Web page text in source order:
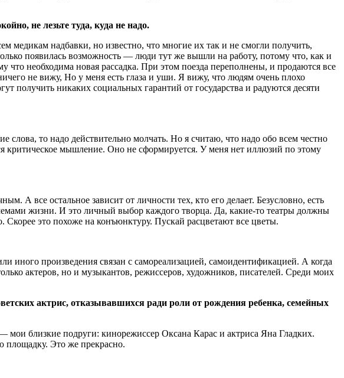
не лезьте туда, куда не надо.
медикам надбавки, но известно, что многие их так и не смогли получить,
появилась возможность — люди тут же вышли на работу, потому что, как и
что необходима новая рассадка. При этом поезда переполнены, и продаются все
не вижу, Но у меня есть глаза и уши. Я вижу, что людям очень плохо
получить никаких социальных гарантий от государства и радуются десяти
то надо действительно молчать. Но я считаю, что надо обо всем честно
критическое мышление. Оно не сформируется. У меня нет иллюзий по этому
А все остальное зависит от личности тех, кто его делает. Безусловно, есть
жизни. И это личный выбор каждого творца. Да, какие-то театры должны
Скорее это похоже на конъюнктуру. Пускай расцветают все цветы.
произведения связан с самореализацией, самоидентификацией. А когда
актеров, но и музыкантов, режиссеров, художников, писателей. Среди моих
актрис, отказывавшихся ради роли от рождения ребенка, семейных
близкие подруги: кинорежиссер Оксана Карас и актриса Яна Гладких.
площадку. Это же прекрасно.